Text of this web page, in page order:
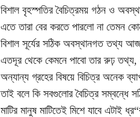
বিশাল বৃহস্পতির বৈচিত্রময় গঠন ও
এতে তারা বের করতে পারলো না তেমন
বিশাল সূর্যের সঠিক অবস্থানগত তথ্য
এতদূর থেকে কেমনে পাবো তার রুঢ় তথ্য,
অন্যান্য গ্রহের বিষয়ে বিচিত্র অনেক
তাই বলে কি সবগুলোর বৈচিত্র সম্বন্ধে
মাটির মানুষ মাটিতেই মিশে যাবে এটাই